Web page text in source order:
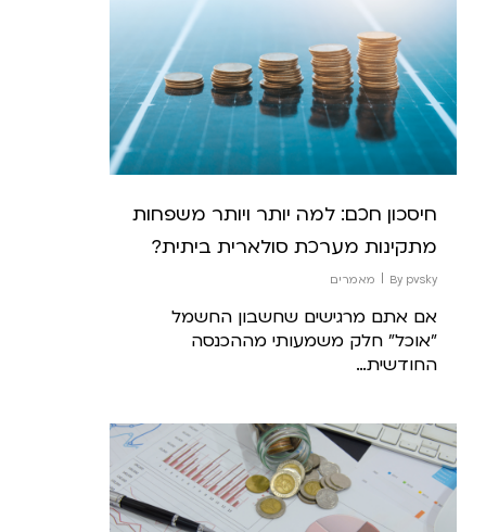
חיסכון חכם: למה יותר ויותר משפחות
מתקינות מערכת סולארית ביתית?
By pvsky מאמרים
אם אתם מרגישים שחשבון החשמל
"אוכל" חלק משמעותי מההכנסה
החודשית…